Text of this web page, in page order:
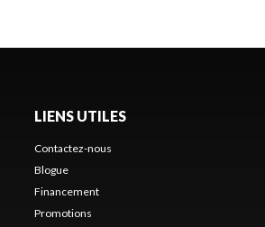
LIENS UTILES
Contactez-nous
Blogue
Financement
Promotions